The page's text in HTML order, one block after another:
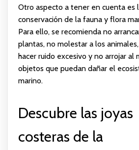
Otro aspecto a tener en cuenta es
conservación de la fauna y flora
Para ello, se recomienda no
plantas, no molestar a los
hacer ruido excesivo y no arrojar al
objetos que puedan dañar el
marino.
Descubre las joyas
costeras de la